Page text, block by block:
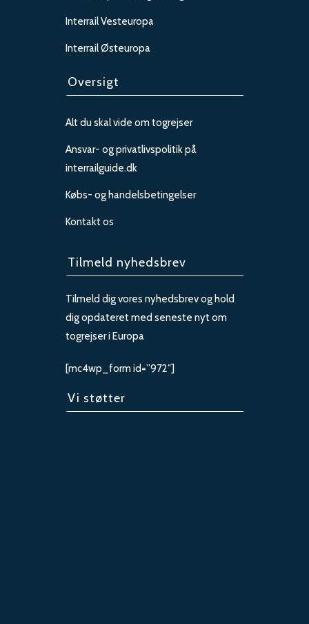
Interrail Vesteuropa
Interrail Østeuropa
Oversigt
Alt du skal vide om togrejser
Ansvar- og privatlivspolitik på
interrailguide.dk
Købs- og handelsbetingelser
Kontakt os
Tilmeld nyhedsbrev
Tilmeld dig vores nyhedsbrev og hold
dig opdateret med seneste nyt om
togrejser i Europa
[mc4wp_form id=”972″]
Vi støtter